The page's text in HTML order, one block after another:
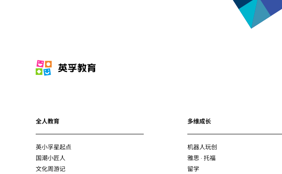
全人教育
英小孚星起点
国潮小匠人
文化周游记
多维成长
机器人玩创
雅思 · 托福
留学